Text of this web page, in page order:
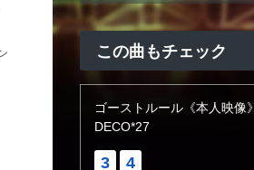
この曲もチェック
ゴーストルール《本人映像》
DECO*27
3 4